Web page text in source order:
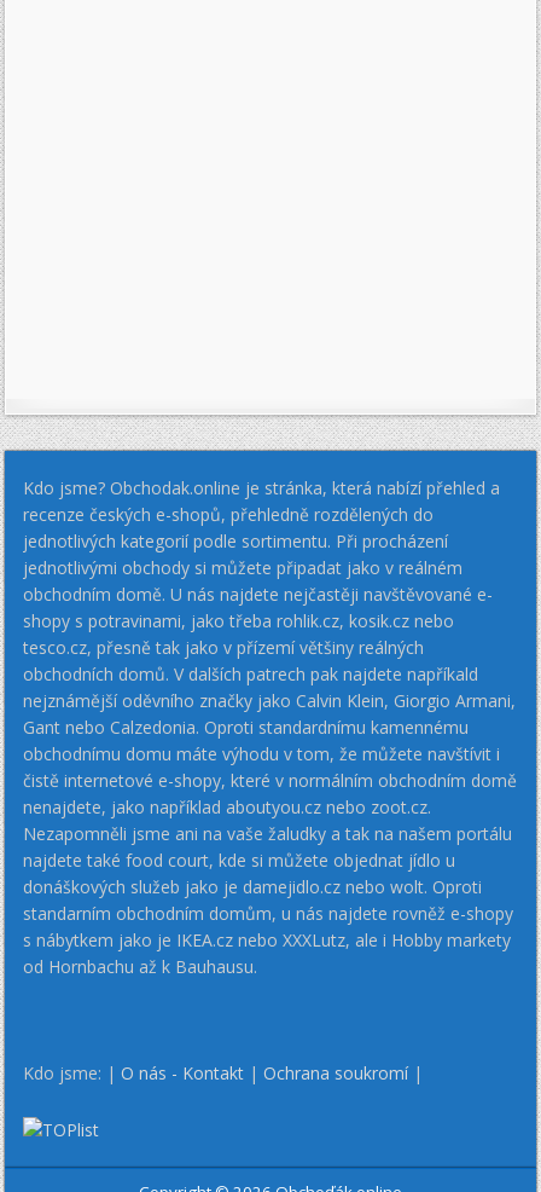
Kdo jsme? Obchodak.online je stránka, která nabízí přehled a
recenze českých e-shopů, přehledně rozdělených do
jednotlivých kategorií podle sortimentu. Při procházení
jednotlivými obchody si můžete připadat jako v reálném
obchodním domě. U nás najdete nejčastěji navštěvované e-
shopy s potravinami, jako třeba rohlik.cz, kosik.cz nebo
tesco.cz, přesně tak jako v přízemí většiny reálných
obchodních domů. V dalších patrech pak najdete napříkald
nejznámější oděvního značky jako Calvin Klein, Giorgio Armani,
Gant nebo Calzedonia. Oproti standardnímu kamennému
obchodnímu domu máte výhodu v tom, že můžete navštívit i
čistě internetové e-shopy, které v normálním obchodním domě
nenajdete, jako například aboutyou.cz nebo zoot.cz.
Nezapomněli jsme ani na vaše žaludky a tak na našem portálu
najdete také food court, kde si můžete objednat jídlo u
donáškových služeb jako je damejidlo.cz nebo wolt. Oproti
standarním obchodním domům, u nás najdete rovněž e-shopy
s nábytkem jako je IKEA.cz nebo XXXLutz, ale i Hobby markety
od Hornbachu až k Bauhausu.
Kdo jsme: |O nás - Kontakt |Ochrana soukromí|